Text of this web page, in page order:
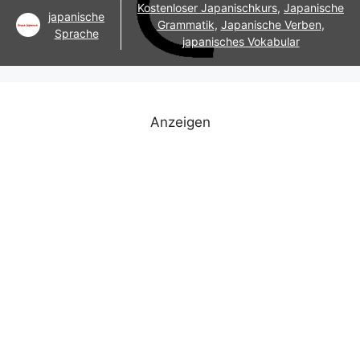
japanische
Sprache
Kostenloser Japanischkurs, Japanische
Grammatik, Japanische Verben,
japanisches Vokabular
Anzeigen